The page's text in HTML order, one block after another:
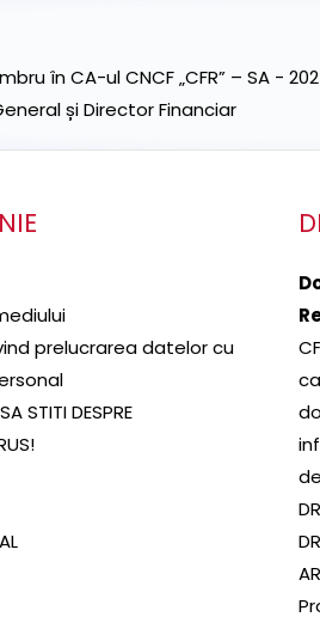
în CA-ul CNCF „CFR” – SA -
și Director Financiar
prelucrarea datelor cu
STITI DESPRE